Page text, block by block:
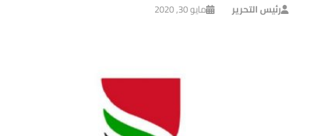
رئيس التحرير مايو 30, 2020